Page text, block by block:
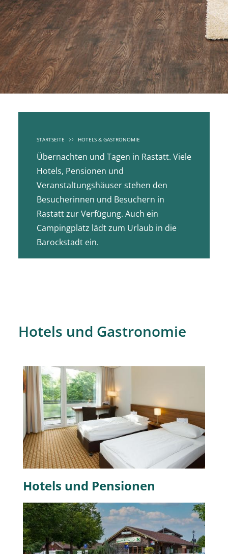
STARTSEITE HOTELS & GASTRONOMIE
Übernachten und Tagen in Rastatt. Viele
Hotels, Pensionen und
Veranstaltungshäuser stehen den
Besucherinnen und Besuchern in
Rastatt zur Verfügung. Auch ein
Campingplatz lädt zum Urlaub in die
Barockstadt ein.
Hotels und Gastronomie
Hotels und Pensionen